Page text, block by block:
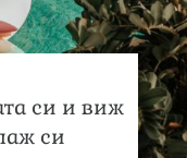
си и виж
си